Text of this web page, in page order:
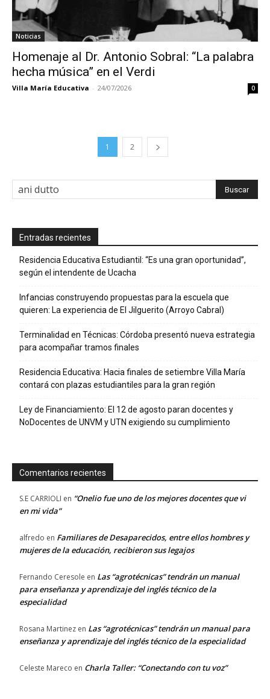
Noticias
Homenaje al Dr. Antonio Sobral: “La palabra
hecha música” en el Verdi
Villa María Educativa - 24/07/2026 0
1 2
Entradas recientes
Residencia Educativa Estudiantil: “Es una gran oportunidad”,
según el intendente de Ucacha
Infancias construyendo propuestas para la escuela que
quieren: La experiencia de El Jilguerito (Arroyo Cabral)
Terminalidad en Técnicas: Córdoba presentó nueva estrategia
para acompañar tramos finales
Residencia Educativa: Hacia finales de setiembre Villa María
contará con plazas estudiantiles para la gran región
Ley de Financiamiento: El 12 de agosto paran docentes y
NoDocentes de UNVM y UTN exigiendo su cumplimiento
Comentarios recientes
S.E CARRIOLI en “Onelio fue uno de los mejores docentes que vi
en mi vida”
alfredo en Familiares de Desaparecidos, entre ellos hombres y
mujeres de la educación, recibieron sus legajos
Fernando Ceresole en Las “agrotécnicas” tendrán un manual
para enseñanza y aprendizaje del inglés técnico de la
especialidad
Rosana Martinez en Las “agrotécnicas” tendrán un manual para
enseñanza y aprendizaje del inglés técnico de la especialidad
Celeste Mareco en Charla Taller: “Conectando con tu voz”